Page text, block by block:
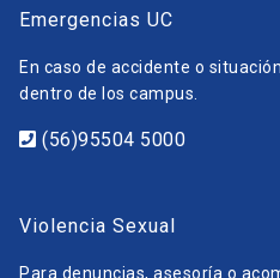
Emergencias UC
En caso de accidente o
dentro de los campus.
(56)95504 5000
Violencia Sexual
Para denuncias, asesoría o